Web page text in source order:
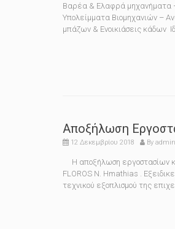
Βαρέα & Ελαφρά μηχανήματα
Υπολείμματα Βιομηχανιών –
μπάζων & Ενοικιάσεις κάδων
Αποξήλωση
12 Δεκεμβρίου 2018 By admin
Η αποξήλωση εργοστασίων
FLOROS N. Hmathias .
τεχνικού εξοπλισμού της